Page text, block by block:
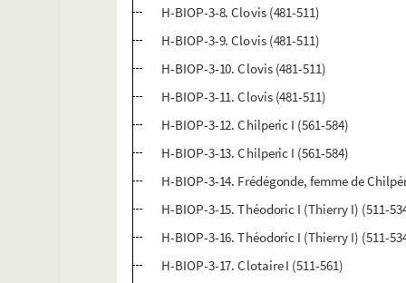
H-BIOP-3-8. Clovis (481-511)
H-BIOP-3-9. Clovis (481-511)
H-BIOP-3-10. Clovis (481-511)
H-BIOP-3-11. Clovis (481-511)
H-BIOP-3-12. Chilperic I (561-584)
H-BIOP-3-13. Chilperic I (561-584)
H-BIOP-3-14. Frédégonde, femme de
H-BIOP-3-15. Théodoric I (Thierry I) (511-
H-BIOP-3-16. Théodoric I (Thierry I) (511-
H-BIOP-3-17. Clotaire I (511-561)